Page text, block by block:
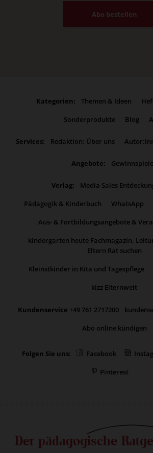
Abo bestellen
Kategorien: Themen & Ideen
Sonderprodukte
Blog
Services: Redaktion: Über uns
Angebote: Gewinnspiele
Verlag:
Media Sales
Pädagogik & Kinderbuch
WhatsApp
Aus- & Fortbildungsangebote &
kindergarten heute Fachmagazin,
Eltern Rat suchen
Kleinstkinder in Kita und Tagespflege
kizz Elternwelt
Kundenservice +49 761 2717200
Abo online kündigen
Folgen Sie uns: Facebook
Pinterest
Der pädagogische